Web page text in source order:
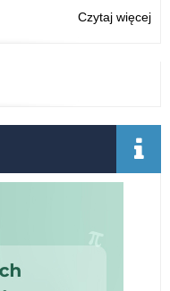
Czytaj więcej